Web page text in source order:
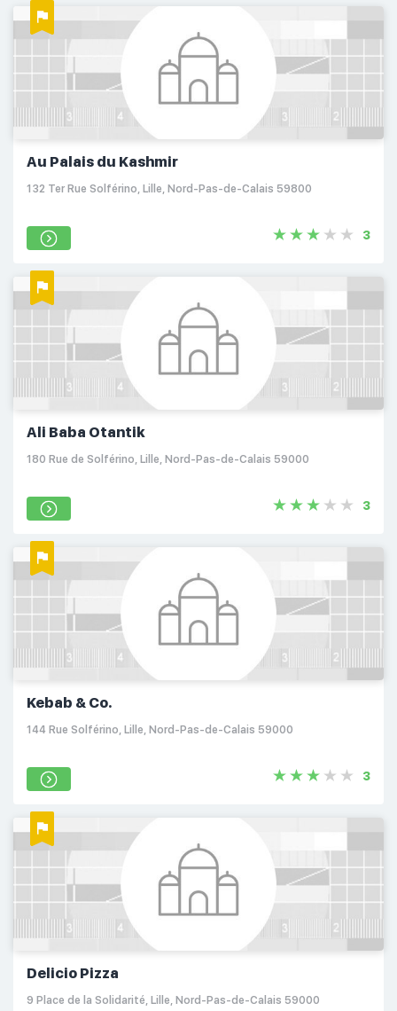
Au Palais du Kashmir
132 Ter Rue Solférino, Lille, Nord-Pas-de-Calais 59800
3
Ali Baba Otantik
180 Rue de Solférino, Lille, Nord-Pas-de-Calais 59000
3
Kebab & Co.
144 Rue Solférino, Lille, Nord-Pas-de-Calais 59000
3
Delicio Pizza
9 Place de la Solidarité, Lille, Nord-Pas-de-Calais 59000